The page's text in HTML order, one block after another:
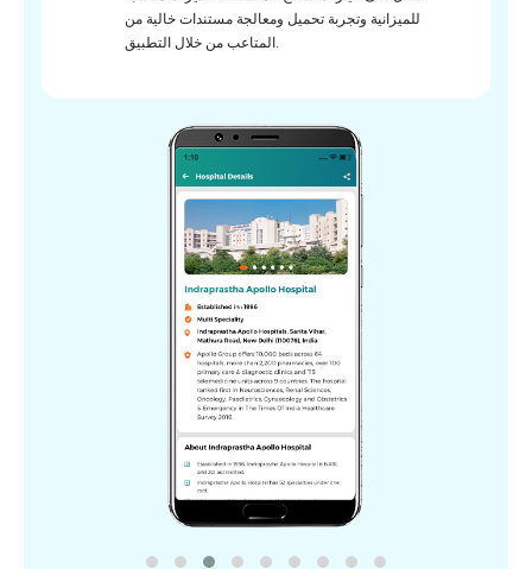
للميزانية وتجربة تحميل ومعالجة مستندات خالية من
المتاعب من خلال التطبيق.